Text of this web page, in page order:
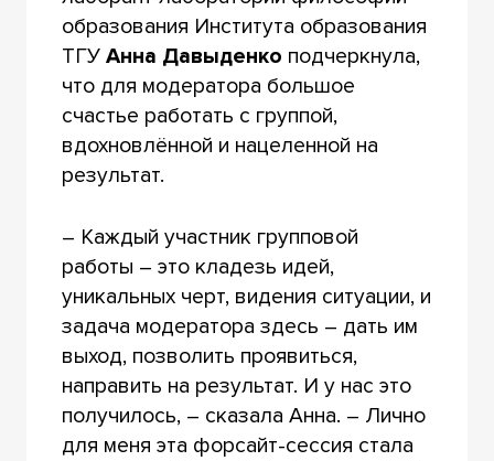
образования Института образования
ТГУ Анна Давыденко подчеркнула,
что для модератора большое
счастье работать с группой,
вдохновлённой и нацеленной на
результат.
– Каждый участник групповой
работы – это кладезь идей,
уникальных черт, видения ситуации, и
задача модератора здесь – дать им
выход, позволить проявиться,
направить на результат. И у нас это
получилось, – сказала Анна. – Лично
для меня эта форсайт-сессия стала